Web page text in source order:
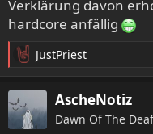
Verklärung davon
hardcore anfällig
R
e
a
k
t
JustPriest
AscheNotiz
Dawn Of The Deaf